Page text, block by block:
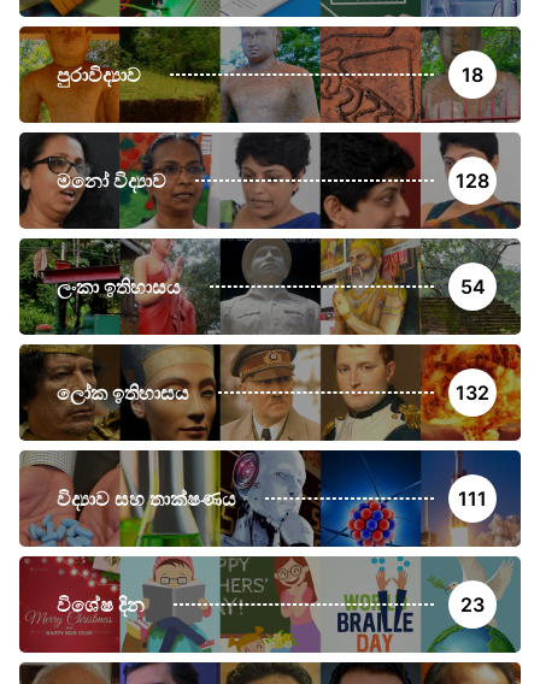
පුරාවිද්‍යාව 18
මනෝ විද්‍යාව 128
ලංකා ඉතිහාසය 54
ලෝක ඉතිහාසය 132
විද්‍යාව සහ තාක්ෂණය 111
විශේෂ දින 23